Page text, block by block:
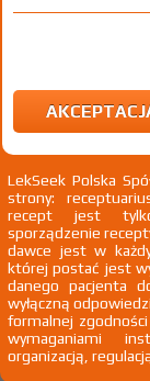
33,00
Wszystkie
Interakcje z
LekSeek Polska
strony:
recept jest tylko
sporządzenie
dawce jest w
której postać jest
danego pacjenta
wyłączną
formalnej
wymaganiami
organizacją,